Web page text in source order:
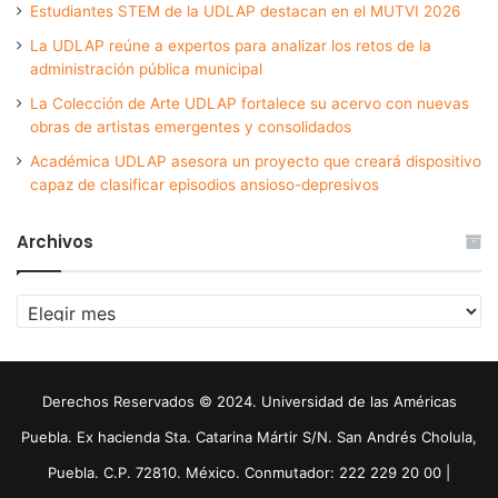
Estudiantes STEM de la UDLAP destacan en el MUTVI 2026
La UDLAP reúne a expertos para analizar los retos de la
administración pública municipal
La Colección de Arte UDLAP fortalece su acervo con nuevas
obras de artistas emergentes y consolidados
Académica UDLAP asesora un proyecto que creará dispositivo
capaz de clasificar episodios ansioso-depresivos
Archivos
Archivos
Derechos Reservados © 2024. Universidad de las Américas
Puebla. Ex hacienda Sta. Catarina Mártir S/N. San Andrés Cholula,
Puebla. C.P. 72810. México. Conmutador: 222 229 20 00 |